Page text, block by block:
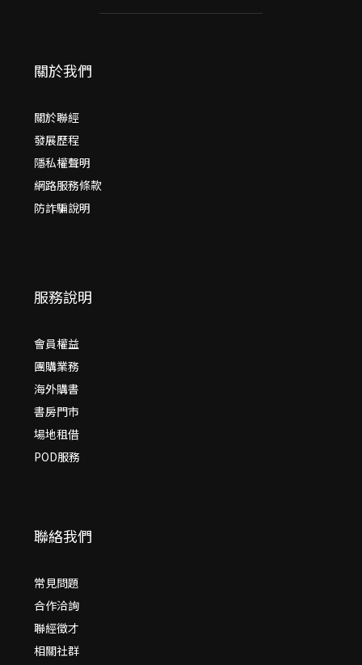
關於我們
關於聯經
發展歷程
隱私權聲明
網路服務條款
防詐騙說明
服務說明
會員權益
團購業務
海外購書
書房門市
場地租借
POD服務
聯絡我們
常見問題
合作洽詢
聯經徵才
相關社群